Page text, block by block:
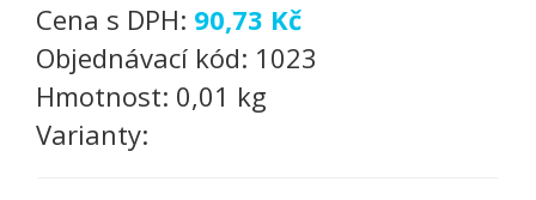
Cena s DPH: 90,73 Kč
Objednávací kód: 1023
Hmotnost: 0,01 kg
Varianty: